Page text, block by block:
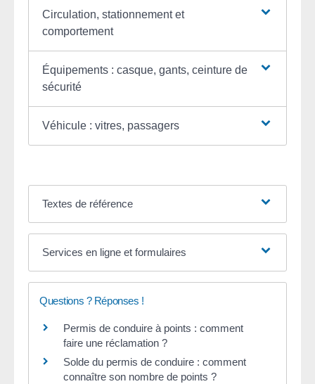
Circulation, stationnement et
comportement
Équipements : casque, gants, ceinture de
sécurité
Véhicule : vitres, passagers
Textes de référence
Services en ligne et formulaires
Questions ? Réponses !
Permis de conduire à points : comment
faire une réclamation ?
Solde du permis de conduire : comment
connaître son nombre de points ?